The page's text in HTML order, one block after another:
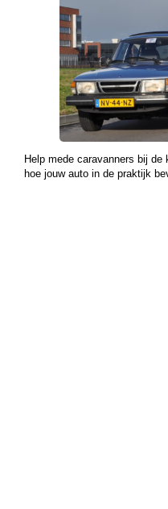
Help mede caravanners bij
hoe jouw auto in de praktijk